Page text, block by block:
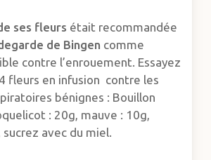
ses fleurs était recommandée
de Bingen comme
contre l’enrouement. Essayez
fleurs en infusion contre les
bénignes : Bouillon
: 20g, mauve : 10g,
avec du miel.